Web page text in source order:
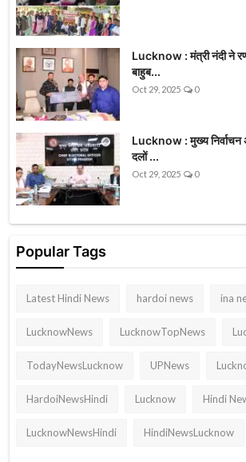
Lucknow : मंत्री नंदी ने
बाहुब...
Oct 29, 2025 0
Lucknow : मुख्य निर्वाचन
दलों ...
Oct 29, 2025 0
Popular Tags
Latest Hindi News hardoi news ina
LucknowNews LucknowTopNews
TodayNewsLucknow UPNews
HardoiNewsHindi Lucknow Hindi
LucknowNewsHindi HindiNewsLucknow